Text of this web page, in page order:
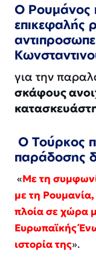
Ο Ρουμάνος
επικεφαλής
για την
σκάφους
Ο Τούρκος
παράδοσης
«Με τη
με τη
πλοία σε χώρα
Ευρωπαϊκής
ιστορία της».